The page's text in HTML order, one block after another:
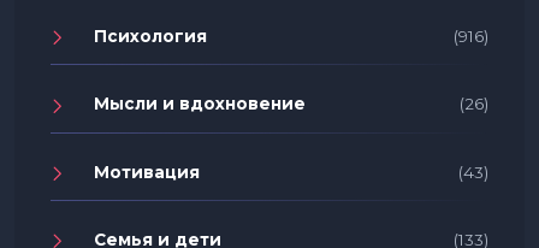
Психология (916)
Мысли и вдохновение (26)
Мотивация (43)
Семья и дети (133)